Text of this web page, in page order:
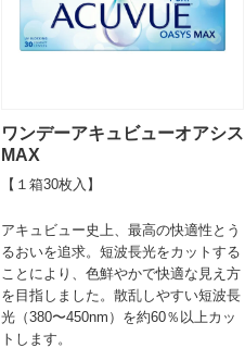
ワンデーアキュビューオアシス
MAX
【１箱30枚入】
アキュビュー史上、最高の快適性とう
るおいを追求。短波長光をカットする
ことにより、色鮮やかで快適な見え方
を目指しました。散乱しやすい短波長
光（380〜450nm）を約60％以上カッ
トします。